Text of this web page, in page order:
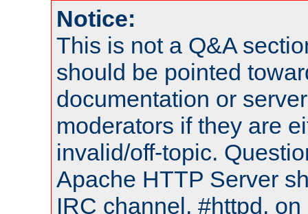
Notice:
This is not a Q&A
should be pointed
documentation or
moderators if they are
invalid/off-topic.
Apache HTTP Server
IRC channel, #httpd,